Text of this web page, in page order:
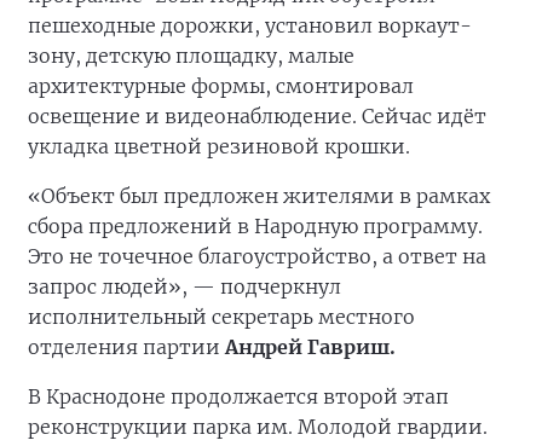
пешеходные дорожки, установил воркаут-
зону, детскую площадку, малые
архитектурные формы, смонтировал
освещение и видеонаблюдение. Сейчас идёт
укладка цветной резиновой крошки.
«Объект был предложен жителями в рамках
сбора предложений в Народную программу.
Это не точечное благоустройство, а ответ на
запрос людей», — подчеркнул
исполнительный секретарь местного
отделения партииАндрей Гавриш.
В Краснодоне продолжается второй этап
реконструкции парка им. Молодой гвардии.